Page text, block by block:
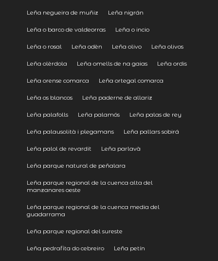
Leña negueira de muñiz Leña nigrán
Leña o barco de valdeorras Leña o incio
Leña o rosal Leña odèn Leña olivo Leña olivos
Leña olèrdola Leña omells de na gaias Leña ordis
Leña orense comarca Leña ortegal comarca
Leña os blancos Leña paderne de allariz
Leña palafolls Leña palamós Leña palas de rey
Leña palausolità i plegamans Leña pallars sobirá
Leña palol de revardit Leña parlavà
Leña parque natural de peñalara
Leña parque regional de la cuenca alta del
manzanares oeste
Leña parque regional de la cuenca media del
guadarrama
Leña parque regional del sureste
Leña pedrafita do cebreiro Leña petín